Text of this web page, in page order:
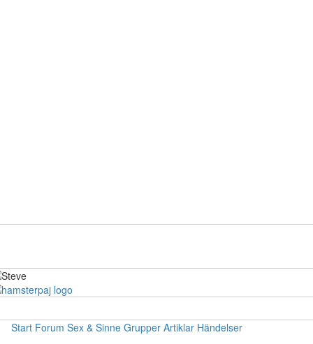
Start Forum Sex & Sinne Grupper Artiklar Händelser